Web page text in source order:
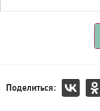
Поделиться: